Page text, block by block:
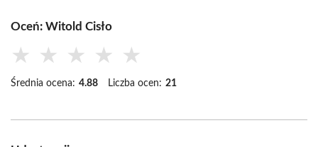
Oceń: Witold Cisło
★ ★ ★ ★ ★
Średnia ocena: 4.88 Liczba ocen: 21